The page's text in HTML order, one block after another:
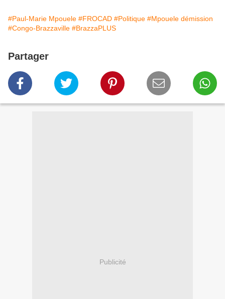
#Paul-Marie Mpouele #FROCAD #Politique #Mpouele démission
#Congo-Brazzaville #BrazzaPLUS
Partager
Publicité